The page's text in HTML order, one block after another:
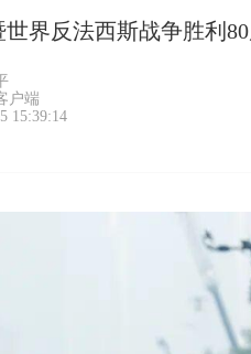
界反法西斯战争胜利
户端
15:39:14